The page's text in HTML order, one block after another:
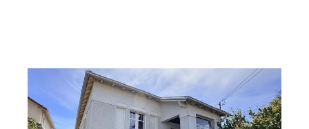
TARBES 65
117,89 m2, 4 pièces
Ref : 3852